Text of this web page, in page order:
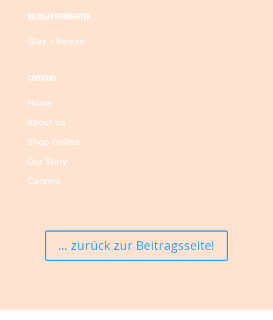
Reiseunternehmen
Glas - Reisen
Company
Home
About Us
Shop Online
Our Story
Careers
... zurück zur Beitragsseite!